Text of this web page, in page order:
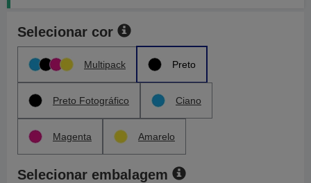
Selecionar cor
Multipack Preto
Preto Fotográfico Ciano
Magenta Amarelo
Selecionar embalagem